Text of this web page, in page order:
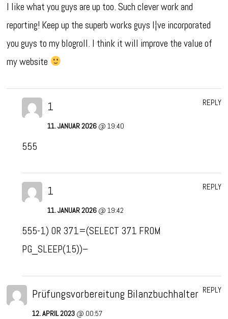
I like what you guys are up too. Such clever work and
reporting! Keep up the superb works guys I¦ve incorporated
you guys to my blogroll. I think it will improve the value of
my website
1
11. JANUAR 2026@ 19:40
555
REPLY
1
11. JANUAR 2026@ 19:42
555-1) OR 371=(SELECT 371 FROM
PG_SLEEP(15))–
REPLY
Prüfungsvorbereitung Bilanzbuchhalter
12. APRIL 2023 @ 00:57
REPLY